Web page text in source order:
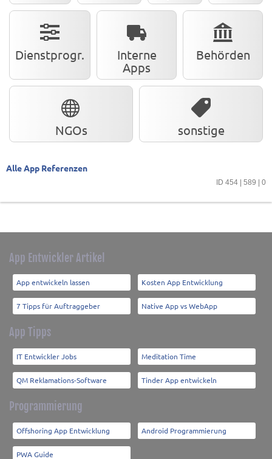
Dienstprogr.
Interne
Apps
Behörden
NGOs sonstige
Alle App Referenzen
ID 454 | 589 | 0
App Entwickler Artikel
App entwickeln lassen Kosten App Entwicklung
7 Tipps für Auftraggeber Native App vs WebApp
App Tipps
IT Entwickler Jobs Meditation Time
QM Reklamations-Software Tinder App entwickeln
Programmierung
Offshoring App Entwicklung Android Programmierung
PWA Guide